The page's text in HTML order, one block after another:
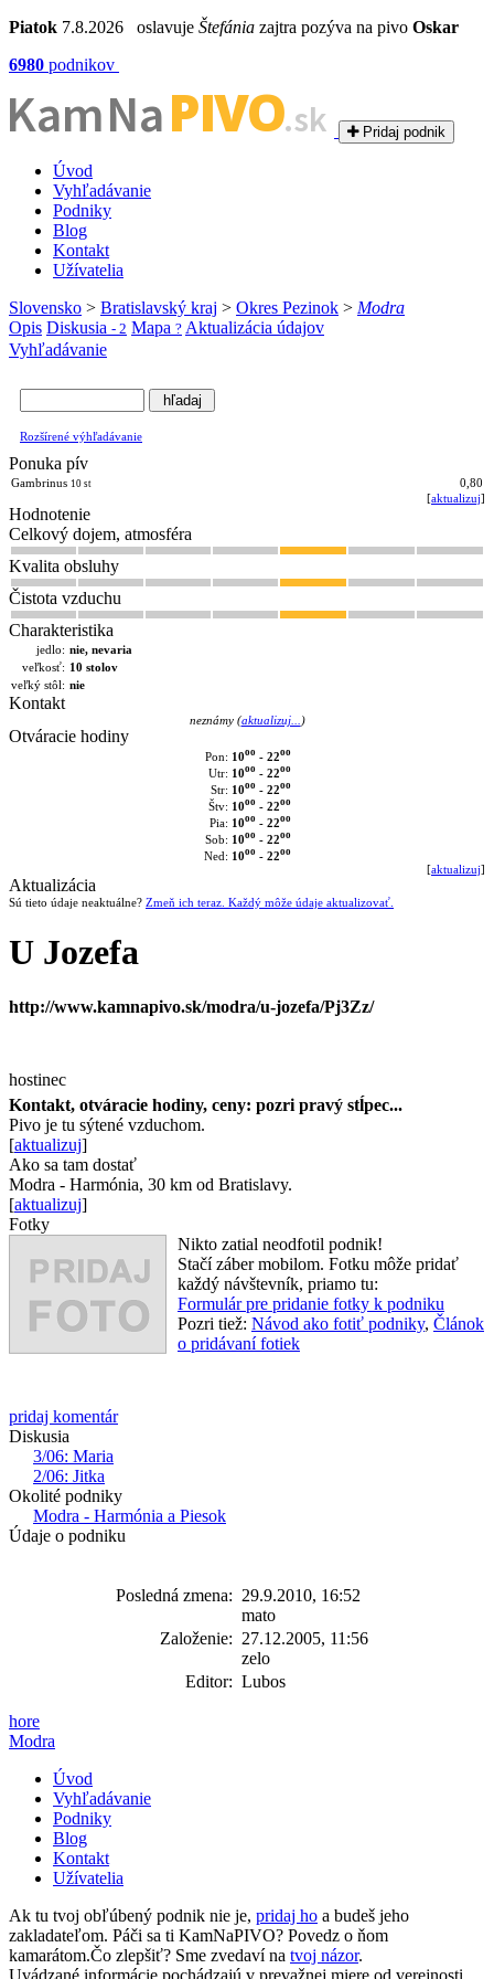
Piatok 7.8.2026 oslavuje Štefánia zajtra pozýva na pivo Oskar
6980 podnikov
Kam NaPIVO.sk Pridaj podnik
Úvod
Vyhľadávanie
Podniky
Blog
Kontakt
Užívatelia
Slovensko > Bratislavský kraj > Okres Pezinok > Modra
Opis Diskusia - 2 Mapa ? Aktualizácia údajov
Vyhľadávanie
Rozšírené výhľadávanie
Ponuka pív
Gambrinus 10 st
0,80
[aktualizuj]
Hodnotenie
Celkový dojem, atmosféra
Kvalita obsluhy
Čistota vzduchu
Charakteristika
jedlo: nie, nevaria
veľkosť: 10 stolov
veľký stôl: nie
Kontakt
neznámy (aktualizuj... )
Otváracie hodiny
Pon: 10oo- 22oo
Utr: 10oo- 22oo
Str: 10oo- 22oo
Štv: 10oo- 22oo
Pia: 10oo- 22oo
Sob: 10oo- 22oo
Ned: 10oo- 22oo
[aktualizuj]
Aktualizácia
Sú tieto údaje neaktuálne? Zmeň ich teraz. Každý môže údaje aktualizovať.
U Jozefa
http://www.kamnapivo.sk/modra/u-jozefa/Pj3Zz/
hostinec
Kontakt, otváracie hodiny, ceny: pozri pravý stĺpec...
Pivo je tu sýtené vzduchom.
[aktualizuj]
Ako sa tam dostať
Modra - Harmónia, 30 km od Bratislavy.
[aktualizuj]
Fotky
Nikto zatial neodfotil podnik!
Stačí záber mobilom. Fotku môže pridať
každý návštevník, priamo tu:
Formulár pre pridanie fotky k podniku
Pozri tiež: Návod ako fotiť podniky, Článok
o pridávaní fotiek
pridaj komentár
Diskusia
3/06: Maria
2/06: Jitka
Okolité podniky
Modra - Harmónia a Piesok
Údaje o podniku
Posledná zmena: 29.9.2010, 16:52
mato
Založenie: 27.12.2005, 11:56
zelo
Editor: Lubos
hore
Modra
Úvod
Vyhľadávanie
Podniky
Blog
Kontakt
Užívatelia
Ak tu tvoj obľúbený podnik nie je, pridaj ho a budeš jeho
zakladateľom. Páči sa ti KamNaPIVO? Povedz o ňom
kamarátom.Čo zlepšiť? Sme zvedaví na tvoj názor.
Uvádzané informácie pochádzajú v prevažnej miere od verejnosti,